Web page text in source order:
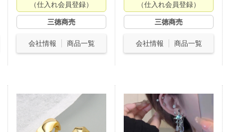
（仕入れ会員登録）
三徳商売
会社情報 商品一覧
（仕入れ会員登録）
三徳商売
会社情報 商品一覧